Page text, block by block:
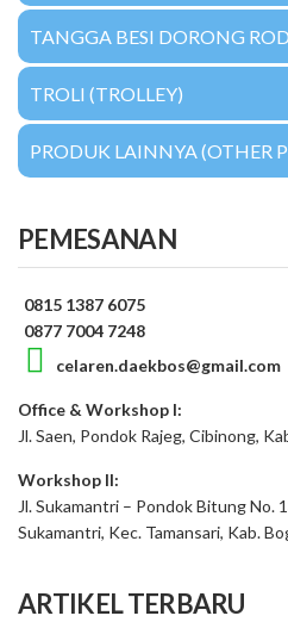
TANGGA BESI DORONG
TROLI (TROLLEY)
PRODUK LAINNYA (OTHER
PEMESANAN
0815 1387 6075
0877 7004 7248
celaren.daekbos@gmail.com
Office & Workshop I:
Jl. Saen, Pondok Rajeg, Cibinong,
Workshop II:
Jl. Sukamantri – Pondok Bitung No.
Sukamantri, Kec. Tamansari, Kab.
ARTIKEL TERBARU